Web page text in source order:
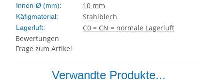
Innen-Ø (mm): 10 mm
Käfigmaterial: Stahlblech
Lagerluft:
C0 = CN = normale Lagerluft
Bewertungen
Frage zum Artikel
Verwandte Produkte...